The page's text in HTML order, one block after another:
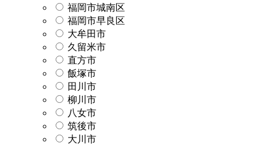
福岡市城南区
福岡市早良区
大牟田市
久留米市
直方市
飯塚市
田川市
柳川市
八女市
筑後市
大川市